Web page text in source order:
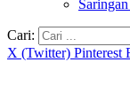
Cari:
X (Twitter) Pinterest